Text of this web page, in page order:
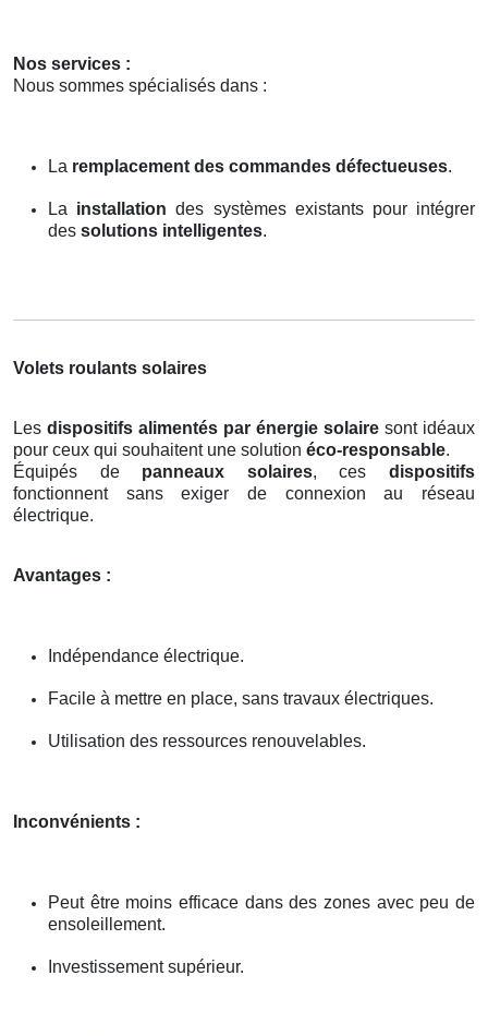
Nos services :
Nous sommes spécialisés dans :
La remplacement des commandes défectueuses.
La installation des systèmes existants pour intégrer
des solutions intelligentes.
Volets roulants solaires
Les dispositifs alimentés par énergie solaire sont idéaux
pour ceux qui souhaitent une solution éco-responsable.
Équipés de panneaux solaires, cesdispositifs
fonctionnent sans exiger de connexion au réseau
électrique.
Avantages :
Indépendance électrique.
Facile à mettre en place, sans travaux électriques.
Utilisation des ressources renouvelables.
Inconvénients :
Peut être moins efficace dans des zones avec peu de
ensoleillement.
Investissement supérieur.